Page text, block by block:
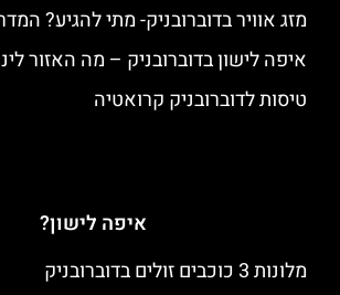
מזג אוויר בדוברובניק- מתי להגיע?
איפה לישון בדוברובניק – מה האזור
טיסות לדוברובניק קרואטיה
איפה לישון?
מלונות 3 כוכבים זולים בדוברובניק